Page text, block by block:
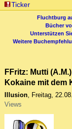
Ticker
Fluchtburg
Bücher
Unterstützen
Weitere
FFritz: Mutti
Kokaine mit dem
Illusion, Freitag,
Views